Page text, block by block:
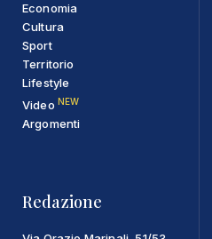
Economia
Cultura
Sport
Territorio
Lifestyle
Video NEW
Argomenti
Redazione